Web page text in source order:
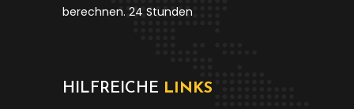
berechnen. 24 Stunden
HILFREICHE LINKS